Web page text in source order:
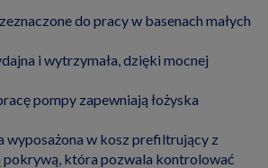
do pracy w basenach małych
i wytrzymała, dzięki mocnej
pompy zapewniają łożyska
wyposażona w kosz prefiltrujący z
która pozwala kontrolować